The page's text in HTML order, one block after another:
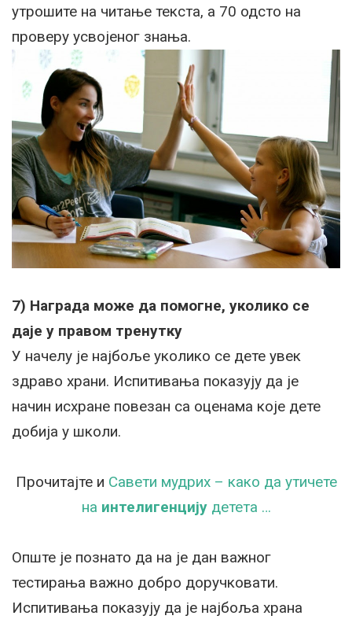
утрошите на читање текста, а 70 одсто на
проверу усвојеног знања.
7) Награда може да помогне, уколико се
даје у правом тренутку
У начелу је најбоље уколико се дете увек
здраво храни. Испитивања показују да је
начин исхране повезан са оценама које дете
добија у школи.
Прочитајте и Савети мудрих – како да утичете
на интелигенцијудетета …
Опште је познато да на је дан важног
тестирања важно добро доручковати.
Испитивања показују да је најбоља храна